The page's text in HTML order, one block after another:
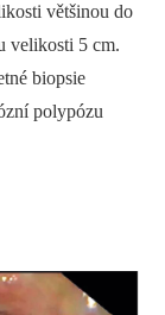
většinou do
velikosti 5 cm.
biopsie
polypózu